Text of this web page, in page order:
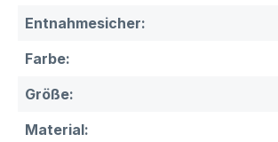
Entnahmesicher:
Farbe:
Größe:
Material: